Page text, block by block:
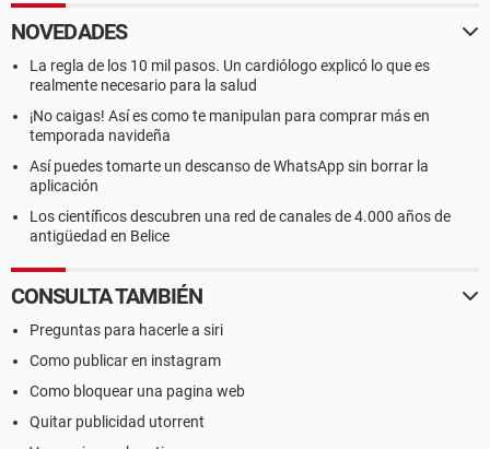
NOVEDADES
La regla de los 10 mil pasos. Un cardiólogo explicó lo que es
realmente necesario para la salud
¡No caigas! Así es como te manipulan para comprar más en
temporada navideña
Así puedes tomarte un descanso de WhatsApp sin borrar la
aplicación
Los científicos descubren una red de canales de 4.000 años de
antigüedad en Belice
CONSULTA TAMBIÉN
Preguntas para hacerle a siri
Como publicar en instagram
Como bloquear una pagina web
Quitar publicidad utorrent